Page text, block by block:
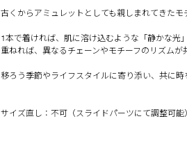
古くからアミュレットとしても親しまれてきたモ
1本で着ければ、肌に溶け込むような「静かな光」
重ねれば、異なるチェーンやモチーフのリズムが
移ろう季節やライフスタイルに寄り添い、共に時
サイズ直し：不可（スライドパーツにて調整可能）